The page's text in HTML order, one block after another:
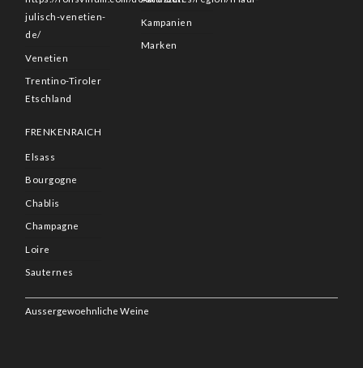
julisch-venetien-
de/
Venetien
Trentino-Tiroler
Etschland
Kampanien
Marken
FRENKENRAICH
Elsass
Bourgogne
Chablis
Champagne
Loire
Sauternes
Aussergewoehnliche Weine